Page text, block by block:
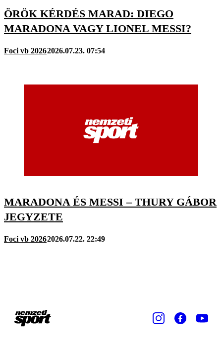
ÖRÖK KÉRDÉS MARAD: DIEGO
MARADONA VAGY LIONEL MESSI?
Foci vb 20262026.07.23. 07:54
MARADONA ÉS MESSI – THURY GÁBOR
JEGYZETE
Foci vb 20262026.07.22. 22:49